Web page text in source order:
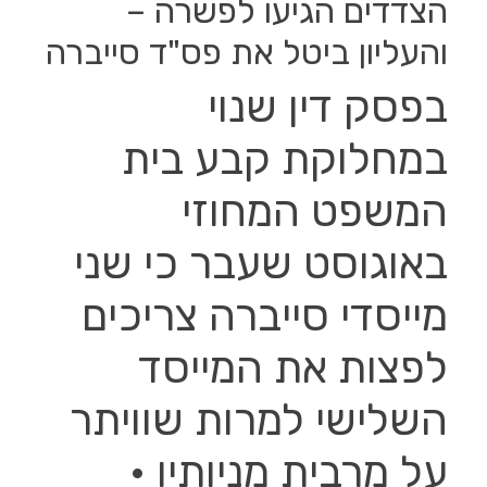
‎הצדדים הגיעו לפשרה –
והעליון ביטל את פס"ד סייברה
בפסק דין שנוי
במחלוקת קבע בית
המשפט המחוזי
באוגוסט שעבר כי שני
מייסדי סייברה צריכים
לפצות את המייסד
השלישי למרות שוויתר
על מרבית מניותיו •